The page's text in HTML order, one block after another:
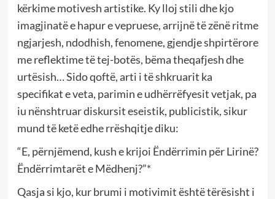
kërkime motivesh artistike. Ky lloj stili dhe kjo
imagjinatë e hapur e vepruese, arrijnë të zënë ritme
ngjarjesh, ndodhish, fenomene, gjendje shpirtërore
me reflektime të tej-botës, bëma theqafjesh dhe
urtësish… Sido qoftë, arti i të shkruarit ka
specifikat e veta, parimin e udhërrëfyesit vetjak, pa
iu nënshtruar diskursit eseistik, publicistik, sikur
mund të ketë edhe rrëshqitje diku:
“E, përnjëmend, kush e krijoi Ëndërrimin për Lirinë?
Ëndërrimtarët e Mëdhenj?”*
Qasja si kjo, kur brumi i motivimit është tërësisht i